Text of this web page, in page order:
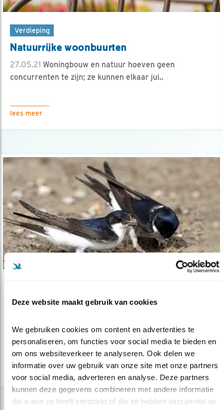
Deze website maakt gebruik van cookies
We gebruiken cookies om content en advertenties te
personaliseren, om functies voor social media te bieden en
om ons websiteverkeer te analyseren. Ook delen we
informatie over uw gebruik van onze site met onze partners
voor social media, adverteren en analyse. Deze partners
kunnen deze gegevens combineren met andere informatie
die u aan ze heeft verstrekt of die ze hebben verzameld op
Verdieping
Natuurrijke woonbuurten
27.05.21 Woningbouw en natuur hoeven geen
concurrenten te zijn; ze kunnen elkaar jui..
lees meer
Jaar van de Huiszwaluw zoekt huisvriend
voor deze prachtige soort.
lees meer